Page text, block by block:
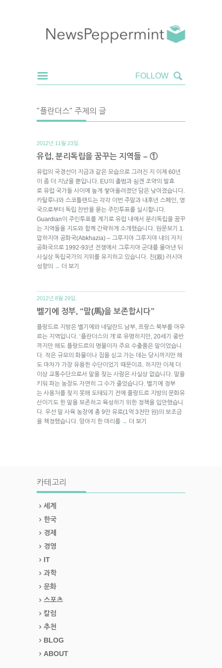
"플란더스" 주제의 글
2012년 11월 23일.
유럽, 분리독립을 꿈꾸는 지역들 – ①
유럽의 국경선이 지금과 같은 모습으로 그려진 지 이제 60년
이 좀 더 지났을 뿐입니다. EU의 출범과 쇵겐 조약의 발효
로 유럽 국가들 사이에 높게 쌓아올려졌던 담은 낮아졌습니다.
카탈루냐와 스코틀랜드는 각각 이번 주말과 내후년 스페인, 영
국으로부터 독립 찬반을 묻는 주민투표를 실시합니다.
Guardian이 주민투표를 계기로 유럽 내에서 분리독립을 꿈꾸
는 지역들을 지도와 함께 간략하게 소개했습니다. 원문보기 1.
압하지야 공화국(Abkhazia) – 그루지야 그루지야 내의 자치
공화국으로 1992-93년 전쟁에서 그루지야 군대를 몰아낸 뒤
사실상 독립국가의 지위를 유지하고 있습니다. 친(親) 러시아
성향의
→ 더 보기
2012년 8월 29일.
벨기에 정부, “말(馬)을 보존합시다”
플랑드르 지방은 벨기에와 네덜란드 남부, 프랑스 북부를 아우
르는 지역입니다. ‘플란더스의 개’로 유명하지만, 20세기 중반
까지만 해도 플랑드르의 명물이자 주요 수출품은 말이었습니
다. 작은 규모의 화물이나 짐을 싣고 가는 데는 당시까지만 해
도 마차가 가장 유용한 수단이었기 때문이죠. 하지만 이제 더
이상 교통수단으로서 말을 찾는 사람은 사실상 없습니다. 말을
키워 파는 농장도 자연히 그 수가 줄었습니다. 벨기에 정부
는 사용처를 찾지 못해 도태되기 전에 플랑드르 지방의 문화유
산이기도 한 말을 보존하고 육성하기 위한 정책을 입안했습니
다. 우선 말 사육 농장에 총 9만 유로(1억 3천만 원)의 보조금
을 책정했습니다. 망아지 한 마리를 → 더 보기
카테고리
세계
한국
경제
경영
IT
과학
문화
스포츠
칼럼
추천
BLOG
ABOUT